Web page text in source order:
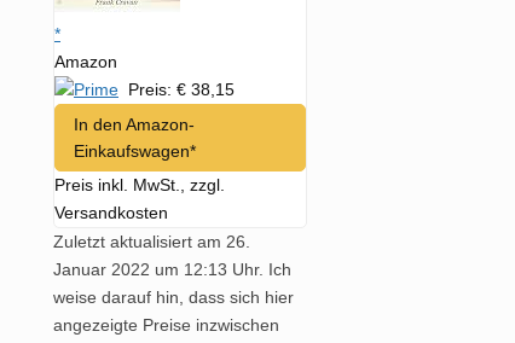
*
Amazon
Preis: € 38,15
In den Amazon-
Einkaufswagen*
Preis inkl. MwSt., zzgl.
Versandkosten
Zuletzt aktualisiert am 26.
Januar 2022 um 12:13 Uhr. Ich
weise darauf hin, dass sich hier
angezeigte Preise inzwischen